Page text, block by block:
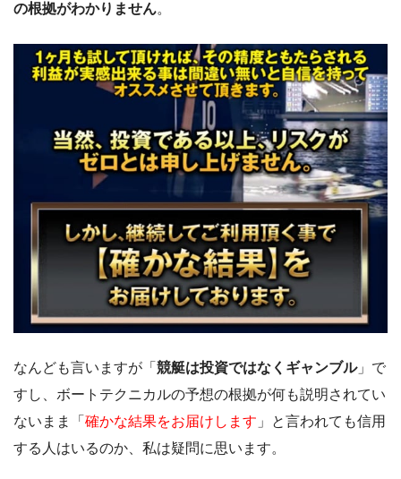
の根拠がわかりません。
なんども言いますが「 競艇は投資ではなくギャンブル」で
すし、ボートテクニカルの予想の根拠が何も説明されてい
ないまま「 確かな結果をお届けします 」と言われても信用
する人はいるのか、私は疑問に思います。